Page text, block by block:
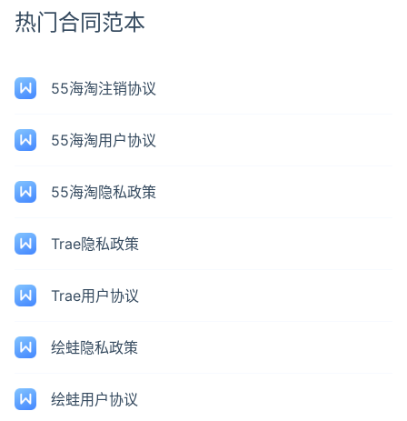
热门合同范本
55海淘注销协议
55海淘用户协议
55海淘隐私政策
Trae隐私政策
Trae用户协议
绘蛙隐私政策
绘蛙用户协议